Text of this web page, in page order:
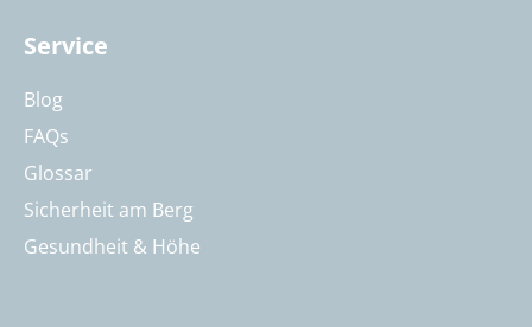
Service
Blog
FAQs
Glossar
Sicherheit am Berg
Gesundheit & Höhe